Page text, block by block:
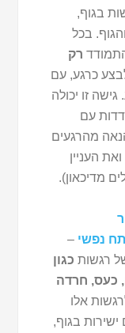
בגוף,
בכל
רק
כרגע, עם
זו יכולה
עם
מהרגעים
העניין
מדיכאון).
נפשי –
רגשות כגון
כעס, חרדה
אלו
ישירות בגוף,